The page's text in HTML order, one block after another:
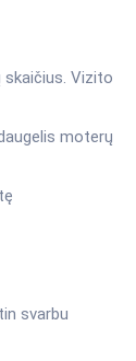
skaičius. Vizito
moterų
svarbu